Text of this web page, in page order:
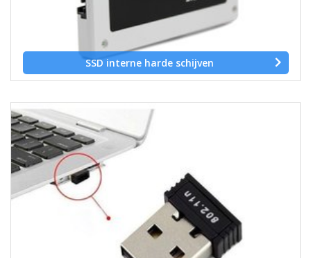
SSD interne harde schijven